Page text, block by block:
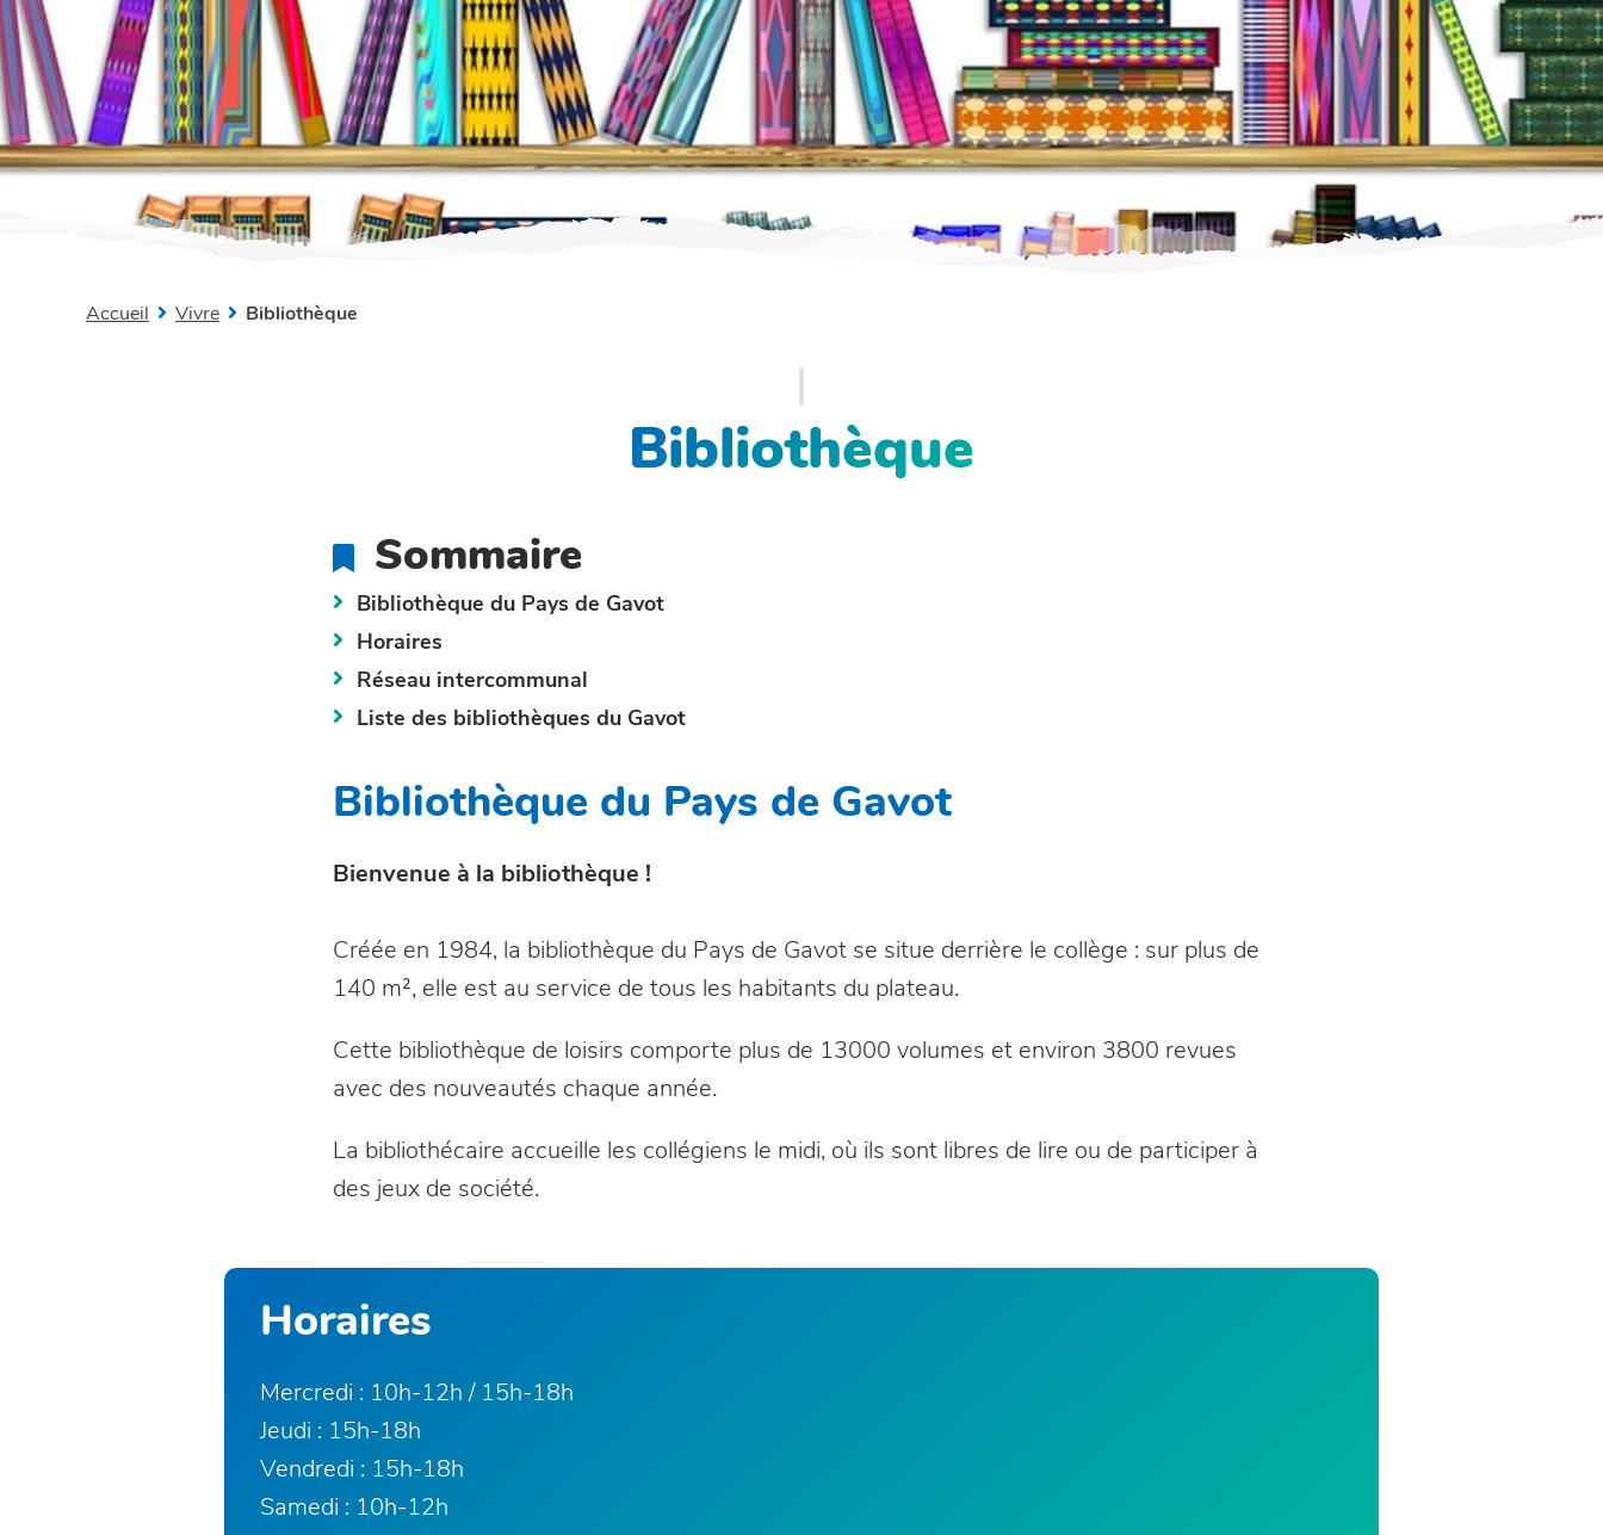
Accueil Vivre Bibliothèque
Bibliothèque
Sommaire
Bibliothèque du Pays de Gavot
Horaires
Réseau intercommunal
Liste des bibliothèques du Gavot
Bibliothèque du Pays de Gavot
Bienvenue à la bibliothèque !
Créée en 1984, la bibliothèque du Pays de Gavot se situe derrière le collège : sur plus de
140 m², elle est au service de tous les habitants du plateau.
Cette bibliothèque de loisirs comporte plus de 13000 volumes et environ 3800 revues
avec des nouveautés chaque année.
La bibliothécaire accueille les collégiens le midi, où ils sont libres de lire ou de participer à
des jeux de société.
Horaires
Mercredi : 10h-12h / 15h-18h
Jeudi : 15h-18h
Vendredi : 15h-18h
Samedi : 10h-12h